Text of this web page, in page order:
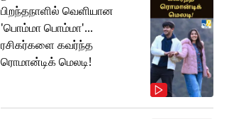
பிறந்தநாளில் வெளியான
'பொம்மா பொம்மா'...
ரசிகர்களை கவர்ந்த
ரொமான்டிக் மெலடி!